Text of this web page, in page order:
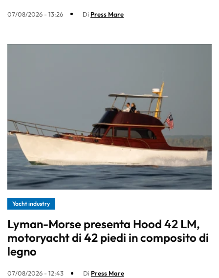
07/08/2026 - 13:26 Di Press Mare
Yacht industry
Lyman-Morse presenta Hood 42 LM,
motoryacht di 42 piedi in composito di
legno
07/08/2026 - 12:43 Di Press Mare